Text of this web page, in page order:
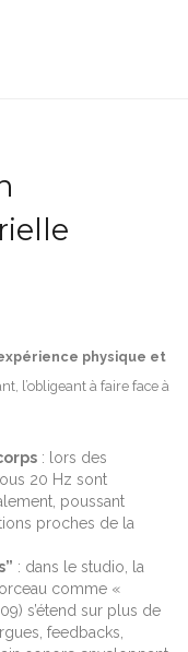
physique et
l’obligeant à faire face à
: lors des
20 Hz sont
poussant
proches de la
: dans le studio, la
comme «
s’étend sur plus de
feedbacks,